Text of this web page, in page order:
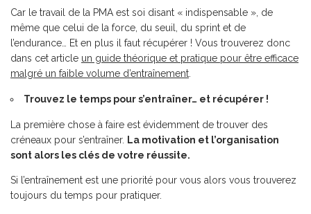
Car le travail de la PMA est soi disant « indispensable », de
même que celui de la force, du seuil, du sprint et de
l’endurance… Et en plus il faut récupérer ! Vous trouverez donc
dans cet article un guide théorique et pratique pour être efficace
malgré un faible volume d’entraînement
Trouvez le temps pour s’entraîner… et récupérer !
La première chose à faire est évidemment de trouver des
créneaux pour s’entraîner. La motivation et l’organisation
sont alors les clés de votre réussite.
Si l’entraînement est une priorité pour vous alors vous trouverez
toujours du temps pour pratiquer.